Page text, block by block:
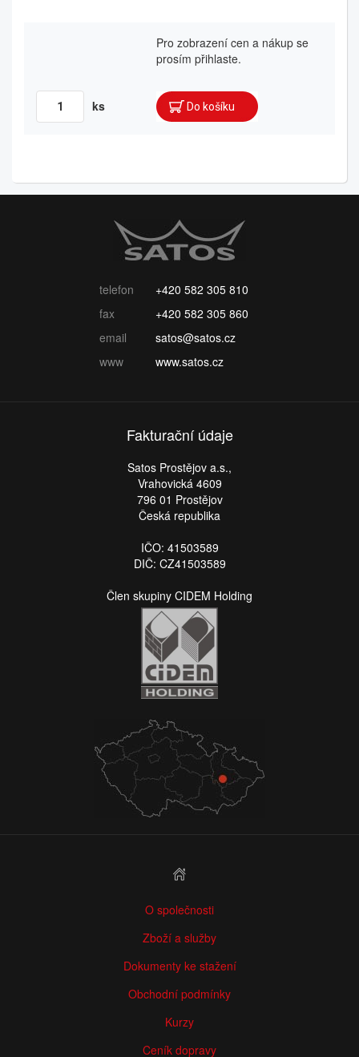
Pro zobrazení cen a nákup se
prosím přihlaste.
ks
telefon
+420 582 305 810
fax
+420 582 305 860
email
satos@satos.cz
www
www.satos.cz
Fakturační údaje
Satos Prostějov a.s.,
Vrahovická 4609
796 01 Prostějov
Česká republika
IČO: 41503589
DIČ: CZ41503589
Člen skupiny CIDEM Holding
O společnosti
Zboží a služby
Dokumenty ke stažení
Obchodní podmínky
Kurzy
Ceník dopravy